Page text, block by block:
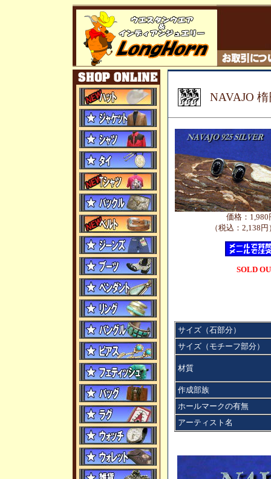
NAVAJO
価格：1,980
（税込：2,138円
SOLD
サイズ（石部分）
サイズ（モチーフ部分）
材質
作成部族
ホールマークの有無
アーティスト名